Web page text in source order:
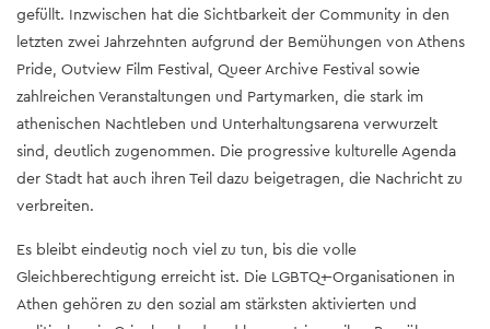
gefüllt. Inzwischen hat die Sichtbarkeit der Community in den
letzten zwei Jahrzehnten aufgrund der Bemühungen von Athens
Pride, Outview Film Festival, Queer Archive Festival sowie
zahlreichen Veranstaltungen und Partymarken, die stark im
athenischen Nachtleben und Unterhaltungsarena verwurzelt
sind, deutlich zugenommen. Die progressive kulturelle Agenda
der Stadt hat auch ihren Teil dazu beigetragen, die Nachricht zu
verbreiten.
Es bleibt eindeutig noch viel zu tun, bis die volle
Gleichberechtigung erreicht ist. Die LGBTQ+-Organisationen in
Athen gehören zu den sozial am stärksten aktivierten und